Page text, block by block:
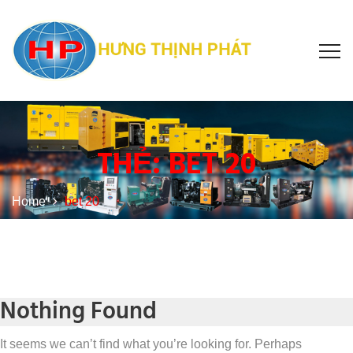
THẺ:BET 20
Home bet 20
Nothing Found
It seems we can’t find what you’re looking for. Perhaps